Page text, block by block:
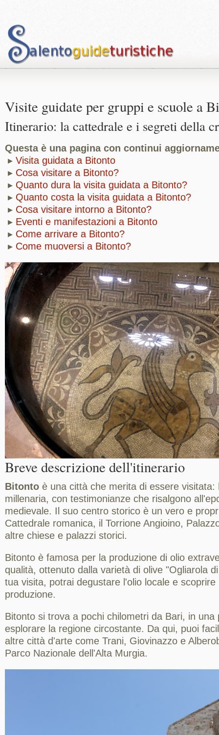
Visite guidate per gruppi e scuole a
Itinerario: la cattedrale e i segreti della
Questa è una pagina con continui
▸ Visita guidata a Bitonto
▸ Cosa visitare a Bitonto?
▸ Quanto dura la visita guidata a Bitonto?
▸ Quanto costa la visita guidata a Bitonto?
▸ Cosa visitare intorno a Bitonto?
▸ Eventi e manifestazioni a Bitonto
▸ Come arrivare a Bitonto?
▸ Come muoversi a Bitonto?
Breve descrizione dell'itinerario
Bitonto è una città che merita di essere visitata:
millenaria, con testimonianze che risalgono
medievale. Il suo centro storico è un vero e
Cattedrale romanica, il Torrione Angioino,
altre chiese e palazzi storici.
Bitonto è famosa per la produzione di olio
qualità, ottenuto dalla varietà di olive "Ogliarola
tua visita, potrai degustare l'olio locale e
produzione.
Bitonto si trova a pochi chilometri da Bari, in una
esplorare la regione circostante. Da qui, puoi
altre città d'arte come Trani, Giovinazzo e
Parco Nazionale dell'Alta Murgia.